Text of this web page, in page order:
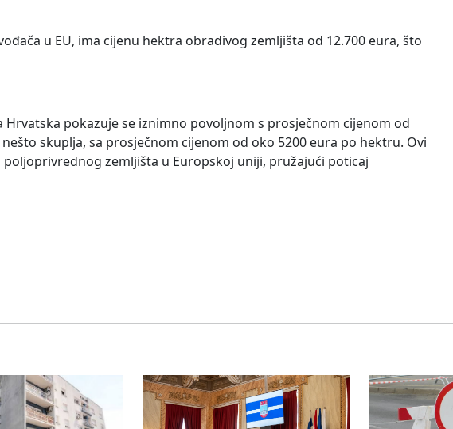
u EU, ima cijenu hektra obradivog zemljišta od 12.700 eura, što
pokazuje se iznimno povoljnom s prosječnom cijenom od
skuplja, sa prosječnom cijenom od oko 5200 eura po hektru. Ovi
zemljišta u Europskoj uniji, pružajući poticaj